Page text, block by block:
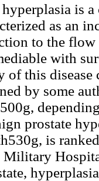
is
as an
to the
with
of this
by some
prostate
is